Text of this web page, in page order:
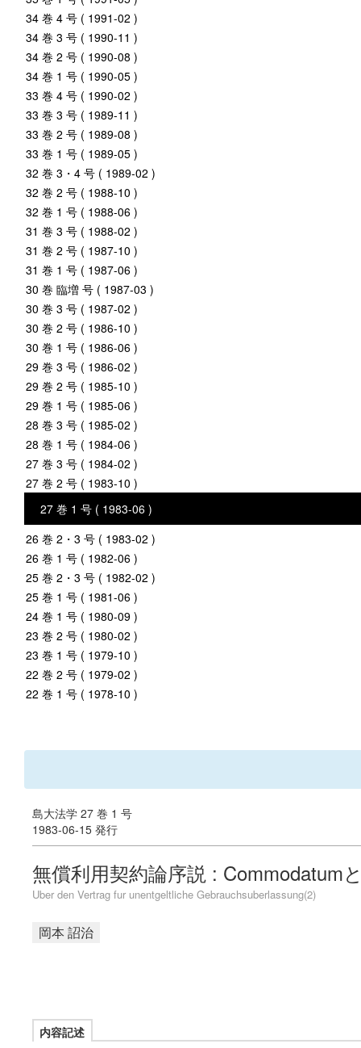
34 巻 4 号 ( 1991-02 )
34 巻 3 号 ( 1990-11 )
34 巻 2 号 ( 1990-08 )
34 巻 1 号 ( 1990-05 )
33 巻 4 号 ( 1990-02 )
33 巻 3 号 ( 1989-11 )
33 巻 2 号 ( 1989-08 )
33 巻 1 号 ( 1989-05 )
32 巻 3・4 号 ( 1989-02 )
32 巻 2 号 ( 1988-10 )
32 巻 1 号 ( 1988-06 )
31 巻 3 号 ( 1988-02 )
31 巻 2 号 ( 1987-10 )
31 巻 1 号 ( 1987-06 )
30 巻 臨増 号 ( 1987-03 )
30 巻 3 号 ( 1987-02 )
30 巻 2 号 ( 1986-10 )
30 巻 1 号 ( 1986-06 )
29 巻 3 号 ( 1986-02 )
29 巻 2 号 ( 1985-10 )
29 巻 1 号 ( 1985-06 )
28 巻 3 号 ( 1985-02 )
28 巻 1 号 ( 1984-06 )
27 巻 3 号 ( 1984-02 )
27 巻 2 号 ( 1983-10 )
27 巻 1 号 ( 1983-06 )
26 巻 2・3 号 ( 1983-02 )
26 巻 1 号 ( 1982-06 )
25 巻 2・3 号 ( 1982-02 )
25 巻 1 号 ( 1981-06 )
24 巻 1 号 ( 1980-09 )
23 巻 2 号 ( 1980-02 )
23 巻 1 号 ( 1979-10 )
22 巻 2 号 ( 1979-02 )
22 巻 1 号 ( 1978-10 )
島大法学 27 巻 1 号
1983-06-15 発行
無償利用契約論序説 : Commodatum
Uber den Vertrag fur unentgeltliche Gebrauchsuberlassung(2)
岡本 詔治
内容記述